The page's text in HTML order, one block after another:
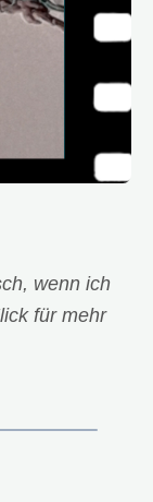
wenn ich
für mehr